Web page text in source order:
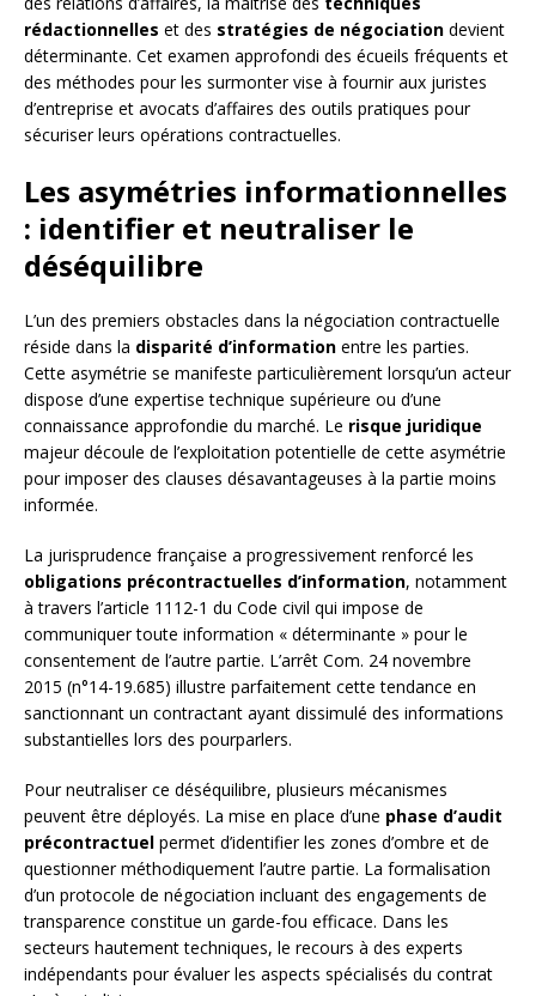
rédactionnelles et des stratégies de négociation devient
déterminante. Cet examen approfondi des écueils fréquents et
des méthodes pour les surmonter vise à fournir aux juristes
d’entreprise et avocats d’affaires des outils pratiques pour
sécuriser leurs opérations contractuelles.
Les asymétries informationnelles
: identifier et neutraliser le
déséquilibre
L’un des premiers obstacles dans la négociation contractuelle
réside dans la disparité d’information entre les parties.
Cette asymétrie se manifeste particulièrement lorsqu’un acteur
dispose d’une expertise technique supérieure ou d’une
connaissance approfondie du marché. Le risque juridique
majeur découle de l’exploitation potentielle de cette asymétrie
pour imposer des clauses désavantageuses à la partie moins
informée.
La jurisprudence française a progressivement renforcé les
obligations précontractuelles d’information, notamment
à travers l’article 1112-1 du Code civil qui impose de
communiquer toute information « déterminante » pour le
consentement de l’autre partie. L’arrêt Com. 24 novembre
2015 (n°14-19.685) illustre parfaitement cette tendance en
sanctionnant un contractant ayant dissimulé des informations
substantielles lors des pourparlers.
Pour neutraliser ce déséquilibre, plusieurs mécanismes
peuvent être déployés. La mise en place d’une phase d’audit
précontractuel permet d’identifier les zones d’ombre et de
questionner méthodiquement l’autre partie. La formalisation
d’un protocole de négociation incluant des engagements de
transparence constitue un garde-fou efficace. Dans les
secteurs hautement techniques, le recours à des experts
indépendants pour évaluer les aspects spécialisés du contrat